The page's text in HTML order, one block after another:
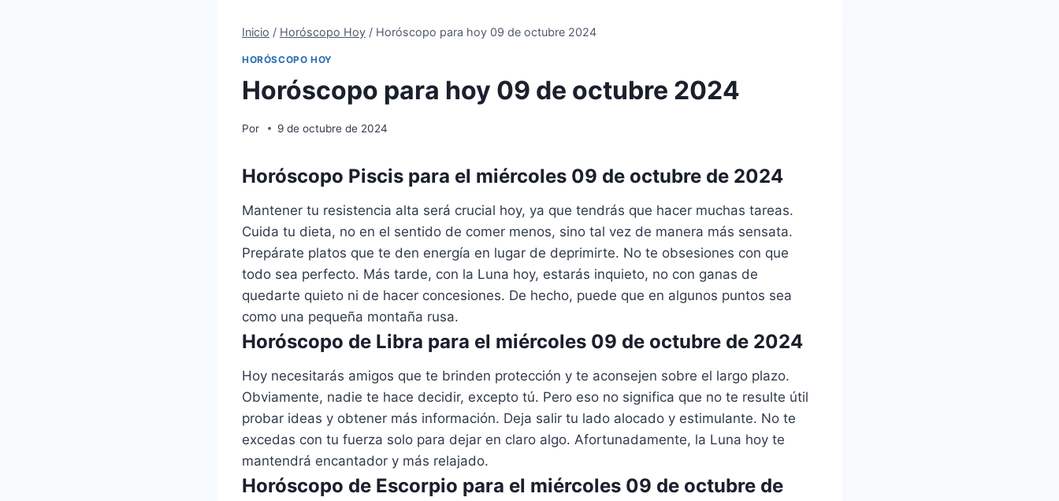
Inicio / Horóscopo Hoy / Horóscopo para hoy 09 de octubre 2024
HORÓSCOPO HOY
Horóscopo para hoy 09 de octubre 2024
Por 9 de octubre de 2024
Horóscopo Piscis para el miércoles 09 de octubre de 2024
Mantener tu resistencia alta será crucial hoy, ya que tendrás que hacer muchas tareas.
Cuida tu dieta, no en el sentido de comer menos, sino tal vez de manera más sensata.
Prepárate platos que te den energía en lugar de deprimirte. No te obsesiones con que
todo sea perfecto. Más tarde, con la Luna hoy, estarás inquieto, no con ganas de
quedarte quieto ni de hacer concesiones. De hecho, puede que en algunos puntos sea
como una pequeña montaña rusa.
Horóscopo de Libra para el miércoles 09 de octubre de 2024
Hoy necesitarás amigos que te brinden protección y te aconsejen sobre el largo plazo.
Obviamente, nadie te hace decidir, excepto tú. Pero eso no significa que no te resulte útil
probar ideas y obtener más información. Deja salir tu lado alocado y estimulante. No te
excedas con tu fuerza solo para dejar en claro algo. Afortunadamente, la Luna hoy te
mantendrá encantador y más relajado.
Horóscopo de Escorpio para el miércoles 09 de octubre de